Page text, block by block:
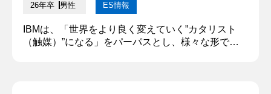
26年卒 男性 ES情報
IBMは、「世界をより良く変えていく”カタリスト
（触媒）”になる」をパーパスとし、様々な形で社